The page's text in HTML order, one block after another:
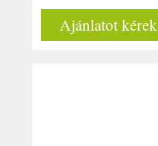
Ajánlatot kérek